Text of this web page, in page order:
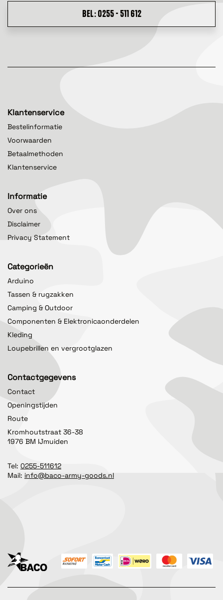
BEL: 0255 - 511 612
Klantenservice
Bestelinformatie
Voorwaarden
Betaalmethoden
Klantenservice
Informatie
Over ons
Disclaimer
Privacy Statement
Categorieën
Arduino
Tassen & rugzakken
Camping & Outdoor
Componenten & Elektronicaonderdelen
Kleding
Loupebrillen en vergrootglazen
Contactgegevens
Contact
Openingstijden
Route
Kromhoutstraat 36-38
1976 BM IJmuiden
Tel: 0255-511612
Mail: info@baco-army-goods.nl